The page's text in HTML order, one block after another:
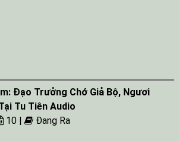
Đạo Trưởng Chớ Giả Bộ, Ngươi
Tu Tiên Audio
10 |
Đang Ra